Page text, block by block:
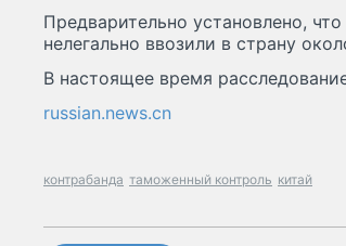
Предварительно установлено,
нелегально ввозили в страну
В настоящее время
russian.news.cn
контрабанда таможенный контроль китай